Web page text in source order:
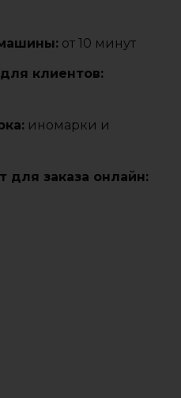
от 10 минут
клиентов:
иномарки и
для заказа онлайн: